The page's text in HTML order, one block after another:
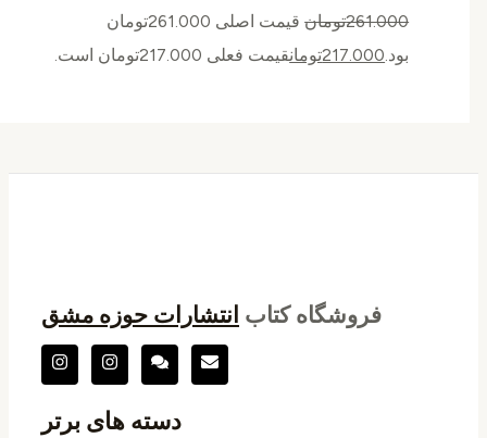
261.000تومان
قیمت اصلی 261.000تومان
217.000تومانقیمت فعلی 217.000تومان است.
فروشگاه کتابانتشارات حوزه مشق
دسته های برتر